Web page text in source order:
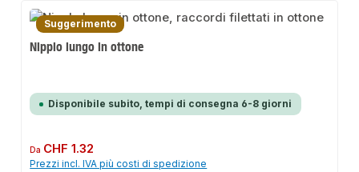
Suggerimento
Nipplo lungo in ottone
Disponibile subito, tempi di consegna 6-8 giorni
Prezzo normale:
Da CHF 1.32
Prezzi incl. IVA più costi di spedizione